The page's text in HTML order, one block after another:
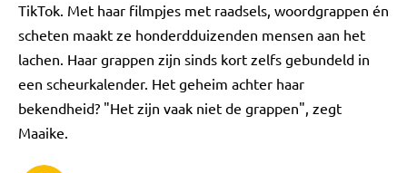
TikTok. Met haar filmpjes met raadsels, woordgrappen én
scheten maakt ze honderdduizenden mensen aan het
lachen. Haar grappen zijn sinds kort zelfs gebundeld in
een scheurkalender. Het geheim achter haar
bekendheid? "Het zijn vaak niet de grappen", zegt
Maaike.